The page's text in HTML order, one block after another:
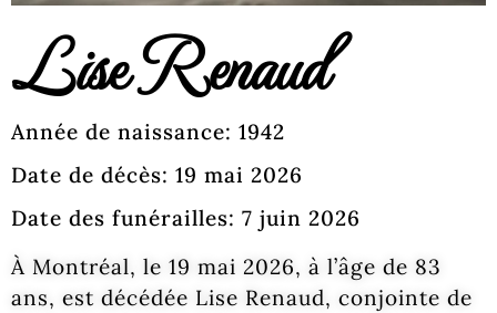
Lise Renaud
Année de naissance: 1942
Date de décès: 19 mai 2026
Date des funérailles: 7 juin 2026
À Montréal, le 19 mai 2026, à l’âge de 83
ans, est décédée Lise Renaud, conjointe de